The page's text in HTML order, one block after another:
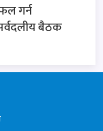
गर्न
सर्वदलीय बैठक